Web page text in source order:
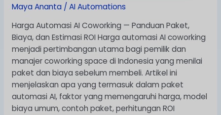
Maya Ananta / AI Automations
Harga Automasi AI Coworking — Panduan Paket,
Biaya, dan Estimasi ROI Harga automasi AI coworking
menjadi pertimbangan utama bagi pemilik dan
manajer coworking space di Indonesia yang menilai
paket dan biaya sebelum membeli. Artikel ini
menjelaskan apa yang termasuk dalam paket
automasi AI, faktor yang memengaruhi harga, model
biaya umum, contoh paket, perhitungan ROI
Panduan
Paket,
Biaya,
dan
Estimasi
ROI